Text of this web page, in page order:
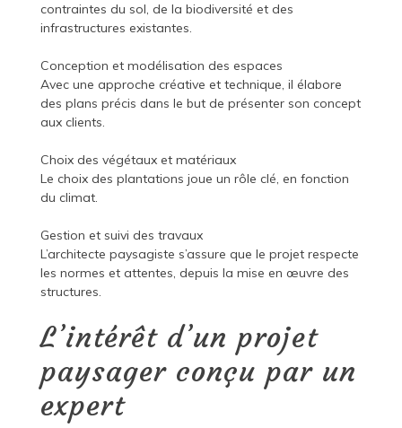
contraintes du sol, de la biodiversité et des
infrastructures existantes.
Conception et modélisation des espaces
Avec une approche créative et technique, il élabore
des plans précis dans le but de présenter son concept
aux clients.
Choix des végétaux et matériaux
Le choix des plantations joue un rôle clé, en fonction
du climat.
Gestion et suivi des travaux
L’architecte paysagiste s’assure que le projet respecte
les normes et attentes, depuis la mise en œuvre des
structures.
L’intérêt d’un projet
paysager conçu par un
expert